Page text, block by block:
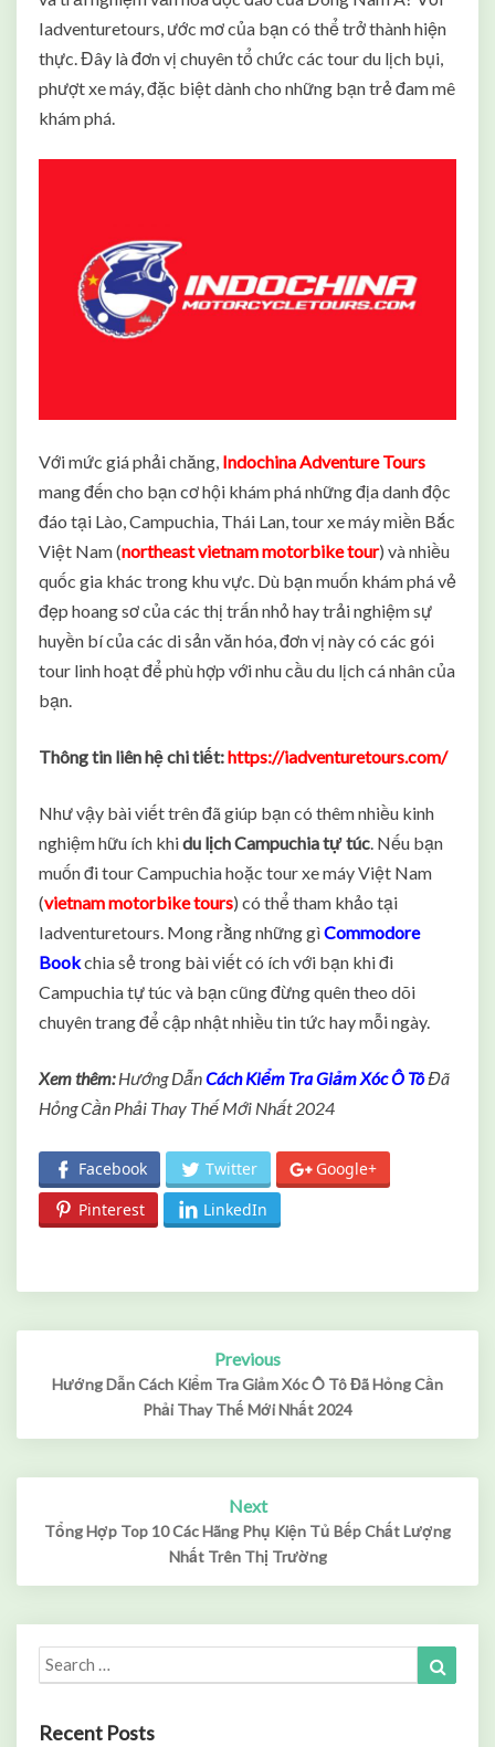
Iadventuretours, ước mơ của bạn có thể trở thành hiện
thực. Đây là đơn vị chuyên tổ chức các tour du lịch bụi,
phượt xe máy, đặc biệt dành cho những bạn trẻ đam mê
khám phá.
Với mức giá phải chăng, Indochina Adventure Tours
mang đến cho bạn cơ hội khám phá những địa danh độc
đáo tại Lào, Campuchia, Thái Lan, tour xe máy miền Bắc
Việt Nam (northeast vietnam motorbike tour) và nhiều
quốc gia khác trong khu vực. Dù bạn muốn khám phá vẻ
đẹp hoang sơ của các thị trấn nhỏ hay trải nghiệm sự
huyền bí của các di sản văn hóa, đơn vị này có các gói
tour linh hoạt để phù hợp với nhu cầu du lịch cá nhân của
bạn.
Thông tin liên hệ chi tiết:https://iadventuretours.com/
Như vậy bài viết trên đã giúp bạn có thêm nhiều kinh
nghiệm hữu ích khidu lịch Campuchia tự túc . Nếu bạn
muốn đi tour Campuchia hoặc tour xe máy Việt Nam
(vietnam motorbike tours) có thể tham khảo tại
Iadventuretours. Mong rằng những gìCommodore
Bookchia sẻ trong bài viết có ích với bạn khi đi
Campuchia tự túc và bạn cũng đừng quên theo dõi
chuyên trang để cập nhật nhiều tin tức hay mỗi ngày.
Xem thêm:Hướng DẫnCách Kiểm Tra Giảm Xóc Ô TôĐã
Hỏng Cần Phải Thay Thế Mới Nhất 2024
Facebook Twitter
Google+
Pinterest
LinkedIn
navigation
Previous
Hướng Dẫn Cách Kiểm Tra Giảm Xóc Ô Tô Đã Hỏng Cần
Phải Thay Thế Mới Nhất 2024
Next
Tổng Hợp Top 10 Các Hãng Phụ Kiện Tủ Bếp Chất Lượng
Nhất Trên Thị Trường
Search
for:
Recent Posts